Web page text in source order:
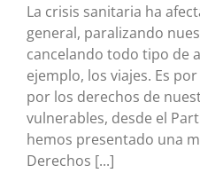
La crisis sanitaria ha
general, paralizando
cancelando todo tipo de
ejemplo, los viajes. Es
por los derechos de
vulnerables, desde el
hemos presentado una
Derechos [...]